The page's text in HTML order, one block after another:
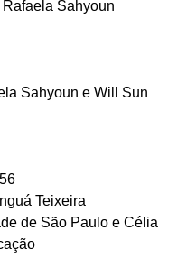
Sahyoun
Sahyoun e Will Sun
Teixeira
de São Paulo e Célia